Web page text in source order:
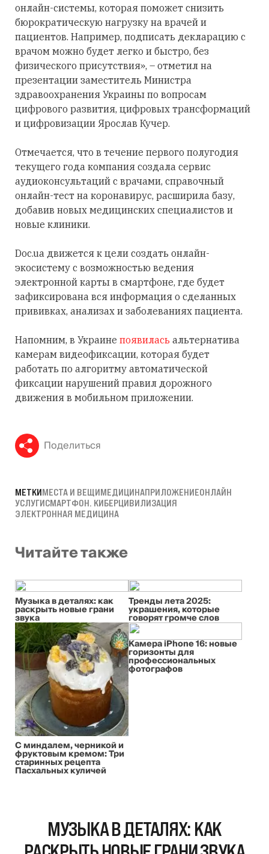
онлайн-системы, которая поможет снизить
бюрократическую нагрузку на врачей и
пациентов. Например, подписать декларацию с
врачом можно будет легко и быстро, без
физического присутствия», – отметил на
презентации заместитель Министра
здравоохранения Украины по вопросам
цифрового развития, цифровых трансформаций
и цифровизации Ярослав Кучер.
Отмечается, что в течение первого полугодия
текущего года компания создала сервис
аудиоконсультаций с врачами, справочный
онлайн-тест на коронавирус, расширила базу,
добавив новых медицинских специалистов и
новые клиники.
Doc.ua движется к цели создать онлайн-
экосистему с возможностью ведения
электронной карты в смартфоне, где будет
зафиксирована вся информация о сделанных
прививках, анализах и заболеваниях пациента.
Напомним, в Украине появилась альтернатива
камерам видеофиксации, которая будет
работать по алгоритму автоматической
фиксации нарушений правил дорожного
движения в мобильном приложении.
Поделиться
МЕТКИМЕСТА И ВЕЩИМЕДИЦИНАПРИЛОЖЕНИЕОНЛАЙН
УСЛУГИСМАРТФОН. КИБЕРЦИВИЛИЗАЦИЯ
ЭЛЕКТРОННАЯ МЕДИЦИНА
Читайте также
Музыка в деталях: как
раскрыть новые грани
звука
Тренды лета 2025:
украшения, которые
говорят громче слов
С миндалем, черникой и
фруктовым кремом: Три
старинных рецепта
Пасхальных куличей
Камера iPhone 16: новые
горизонты для
профессиональных
фотографов
МУЗЫКА В ДЕТАЛЯХ: КАК